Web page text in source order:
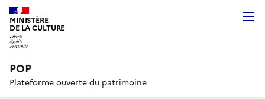
MINISTÈRE
DE LA CULTURE
POP
Plateforme ouverte du patrimoine